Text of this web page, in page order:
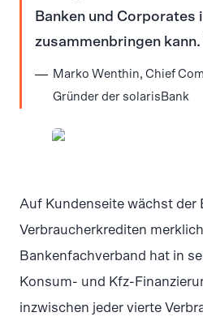
Banken und Corporates
zusammenbringen kann.
Marko Wenthin, Chief
Gründer der solarisBank
Auf Kundenseite wächst der
Verbraucherkrediten
Bankenfachverband hat in
Konsum- und Kfz-
inzwischen jeder vierte